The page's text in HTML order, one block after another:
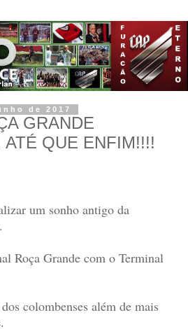
de 2017
GRANDE
QUE ENFIM!!!!
um sonho antigo da
Roça Grande com o Terminal
colombenses além de mais